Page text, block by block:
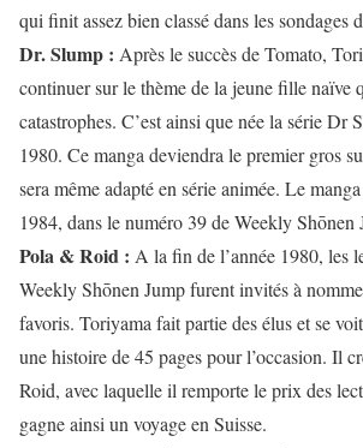
qui finit assez bien classé dans les sondages
Dr. Slump : Après le succès de Tomato,
continuer sur le thème de la jeune fille naïve
catastrophes. C’est ainsi que née la série Dr
1980. Ce manga deviendra le premier gros
sera même adapté en série animée. Le
1984, dans le numéro 39 de Weekly Shōnen
Pola & Roid : A la fin de l’année 1980, les
Weekly Shōnen Jump furent invités à
favoris. Toriyama fait partie des élus et se
une histoire de 45 pages pour l’occasion. Il
Roid, avec laquelle il remporte le prix des
gagne ainsi un voyage en Suisse.